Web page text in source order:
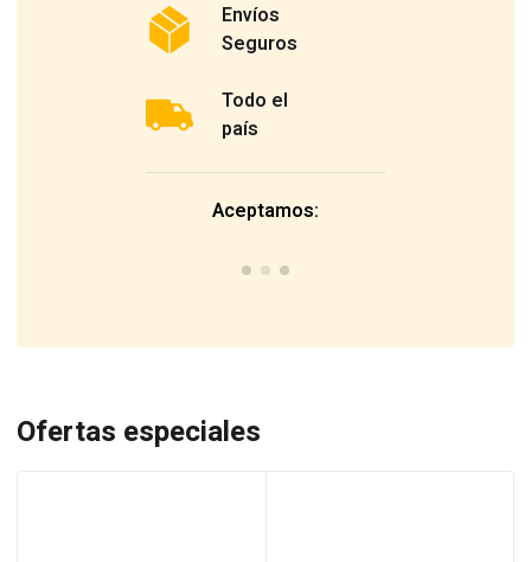
Envíos
Seguros
Todo el
país
Aceptamos:
Ofertas especiales